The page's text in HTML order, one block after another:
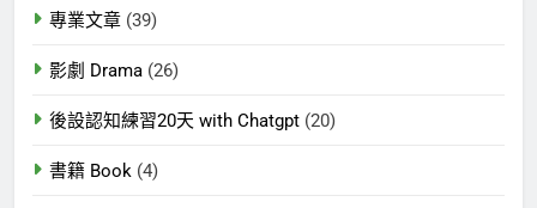
專業文章 (39)
影劇 Drama (26)
後設認知練習20天 with Chatgpt (20)
書籍 Book (4)